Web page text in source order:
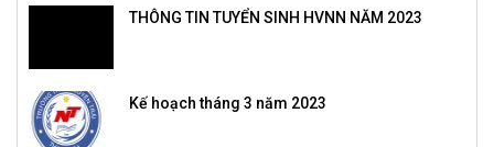
THÔNG TIN TUYỂN SINH HVNN NĂM 2023
Kế hoạch tháng 3 năm 2023